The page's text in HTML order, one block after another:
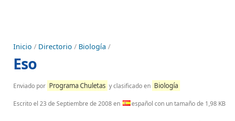
Inicio / Directorio / Biología /
Eso
Enviado por Programa Chuletas y clasificado en Biología
Escrito el 23 de Septiembre de 2008en español con un tamaño de 1,98 KB